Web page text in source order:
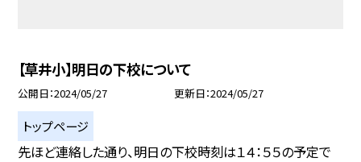
【草井小】明日の下校について
公開日 2024/05/27 更新日 2024/05/27
トップページ
先ほど連絡した通り、明日の下校時刻は１４：５５の予定で